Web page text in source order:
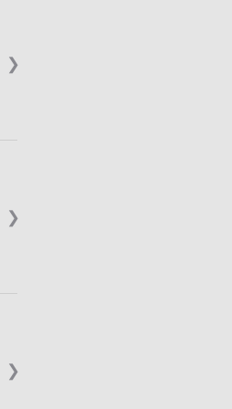
❯
❯
❯